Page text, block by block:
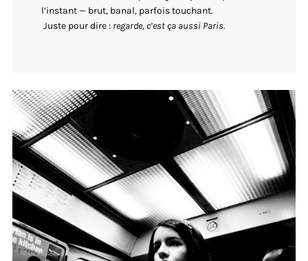
l’instant — brut, banal, parfois touchant.
Juste pour dire : regarde, c’est ça aussi Paris.